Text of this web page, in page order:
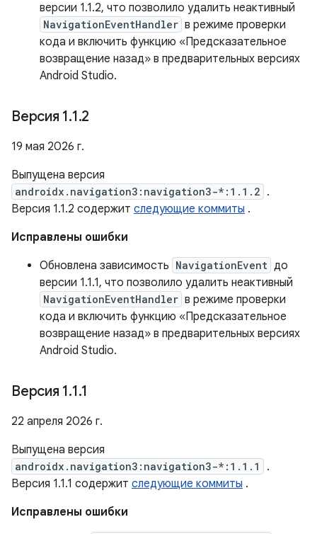
версии 1.1.2, что позволило удалить неактивный
NavigationEventHandler в режиме проверки
кода и включить функцию «Предсказательное
возвращение назад» в предварительных версиях
Android Studio.
Версия 1.1.2
19 мая 2026 г.
Выпущена версия
androidx.navigation3:navigation3-*:1.1.2 .
Версия 1.1.2 содержит следующие коммиты .
Исправлены ошибки
Обновлена ​​зависимость NavigationEvent до
версии 1.1.1, что позволило удалить неактивный
NavigationEventHandler в режиме проверки
кода и включить функцию «Предсказательное
возвращение назад» в предварительных версиях
Android Studio.
Версия 1.1.1
22 апреля 2026 г.
Выпущена версия
androidx.navigation3:navigation3-*:1.1.1
.
Версия 1.1.1 содержит следующие коммиты .
Исправлены ошибки